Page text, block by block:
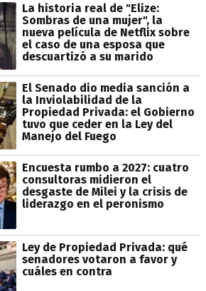
La historia real de "Elize:
Sombras de una mujer", la
nueva película de Netflix sobre
el caso de una esposa que
descuartizó a su marido
El Senado dio media sanción a
la Inviolabilidad de la
Propiedad Privada: el Gobierno
tuvo que ceder en la Ley del
Manejo del Fuego
Encuesta rumbo a 2027: cuatro
consultoras midieron el
desgaste de Milei y la crisis de
liderazgo en el peronismo
Ley de Propiedad Privada: qué
senadores votaron a favor y
cuáles en contra